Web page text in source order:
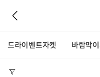
드라이벤트자켓 바람막